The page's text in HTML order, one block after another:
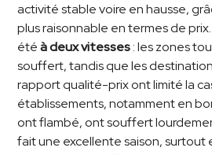
activité stable voire en hausse,
plus raisonnable en termes de
étéà deux vitesses: les zones
souffert, tandis que les
rapport qualité-prix ont limité la
établissements, notamment en
ont flambé, ont souffert
fait une excellente saison, surtout